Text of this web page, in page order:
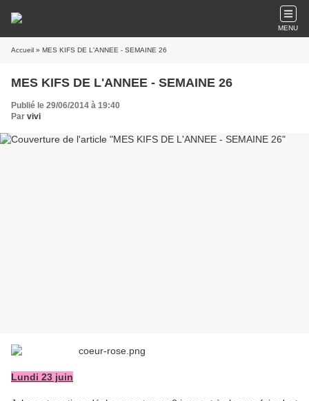
MENU
Accueil » MES KIFS DE L'ANNEE - SEMAINE 26
MES KIFS DE L'ANNEE - SEMAINE 26
Publié le 29/06/2014 à 19:40
Par vivi
Lundi 23 juin